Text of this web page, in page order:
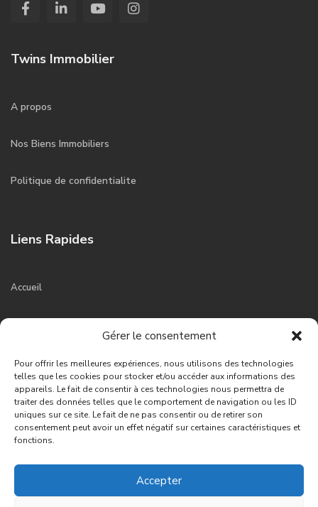
Gérer le consentement
Pour offrir les meilleures expériences, nous utilisons des technologies
telles que les cookies pour stocker et/ou accéder aux informations des
appareils. Le fait de consentir à ces technologies nous permettra de
traiter des données telles que le comportement de navigation ou les ID
uniques sur ce site. Le fait de ne pas consentir ou de retirer son
consentement peut avoir un effet négatif sur certaines caractéristiques et
fonctions.
Accepter
Twins Immobilier
A propos
Nos Biens Immobiliers
Politique de confidentialite
Liens Rapides
Accueil
Le blog
Contact
II plateaux 7ème tranche lot 3255, ilot 265, rue 155
2722421524